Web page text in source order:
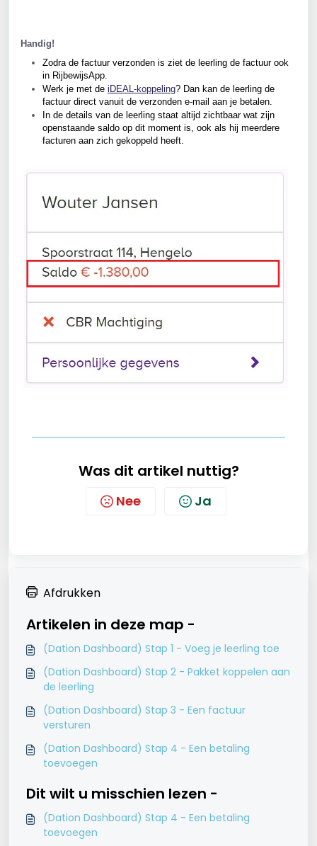
Handig!
Zodra de factuur verzonden is ziet de leerling de factuur ook
in RijbewijsApp.
Werk je met de iDEAL-koppeling? Dan kan de leerling de
factuur direct vanuit de verzonden e-mail aan je betalen.
In de details van de leerling staat altijd zichtbaar wat zijn
openstaande saldo op dit moment is, ook als hij meerdere
facturen aan zich gekoppeld heeft.
Was dit artikel nuttig?
Nee Ja
Afdrukken
Artikelen in deze map -
(Dation Dashboard) Stap 1 - Voeg je leerling toe
(Dation Dashboard) Stap 2 - Pakket koppelen aan
de leerling
(Dation Dashboard) Stap 3 - Een factuur
versturen
(Dation Dashboard) Stap 4 - Een betaling
toevoegen
Dit wilt u misschien lezen -
(Dation Dashboard) Stap 4 - Een betaling
toevoegen